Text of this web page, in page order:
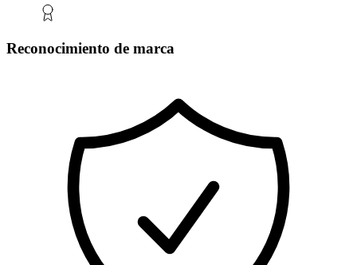
Reconocimiento de marca